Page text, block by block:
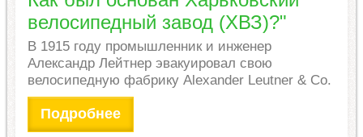
велосипедный завод (ХВЗ)?"
В 1915 году промышленник и инженер
Александр Лейтнер эвакуировал свою
велосипедную фабрику Alexander Leutner & Co.
Подробнее